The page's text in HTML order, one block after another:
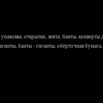
открытки, лента, банты,
банты - гиганты, обёрточная